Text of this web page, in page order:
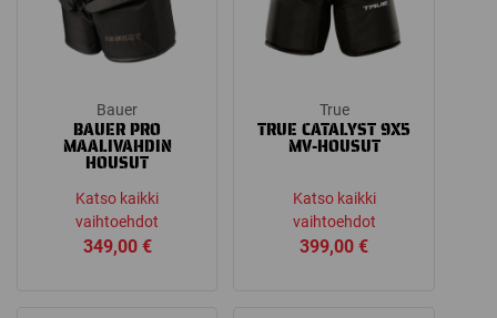
Bauer
BAUER PRO
MAALIVAHDIN
HOUSUT
Katso kaikki
vaihtoehdot
349,00 €
True
TRUE CATALYST 9X5
MV-HOUSUT
Katso kaikki
vaihtoehdot
399,00€